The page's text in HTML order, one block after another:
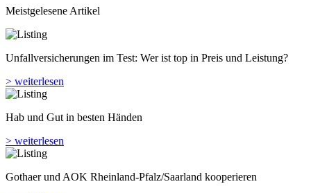
Meistgelesene Artikel
Unfallversicherungen im Test: Wer ist top in Preis und Leistung?
> weiterlesen
Hab und Gut in besten Händen
> weiterlesen
Gothaer und AOK Rheinland-Pfalz/Saarland kooperieren